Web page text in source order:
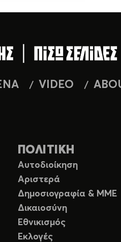
VIDEO
ΠΟΛΙΤΙΚΗ
Αυτοδιοίκηση
Αριστερά
Δημοσιογραφία & ΜΜΕ
Δικαιοσύνη
Εθνικισμός
Εκλογές